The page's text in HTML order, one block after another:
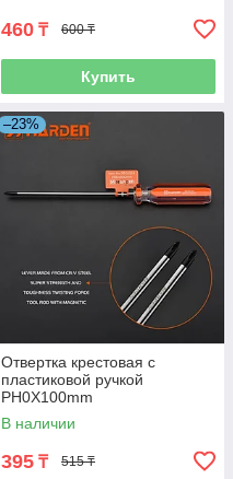
460 ₸ 600 ₸
Купить
–23%
Отвертка крестовая с
пластиковой ручкой
PH0X100mm
В наличии
395 ₸ 515 ₸